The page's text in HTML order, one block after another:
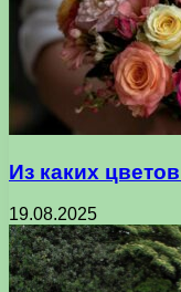
Из каких
19.08.2025